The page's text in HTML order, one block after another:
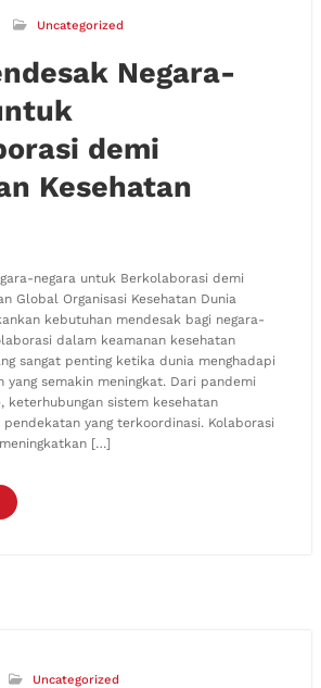
Uncategorized
Negara-
demi
Kesehatan
negara untuk Berkolaborasi demi
Global Organisasi Kesehatan Dunia
kebutuhan mendesak bagi negara-
dalam keamanan kesehatan
sangat penting ketika dunia menghadapi
yang semakin meningkat. Dari pandemi
keterhubungan sistem kesehatan
yang terkoordinasi. Kolaborasi
[…]
Uncategorized